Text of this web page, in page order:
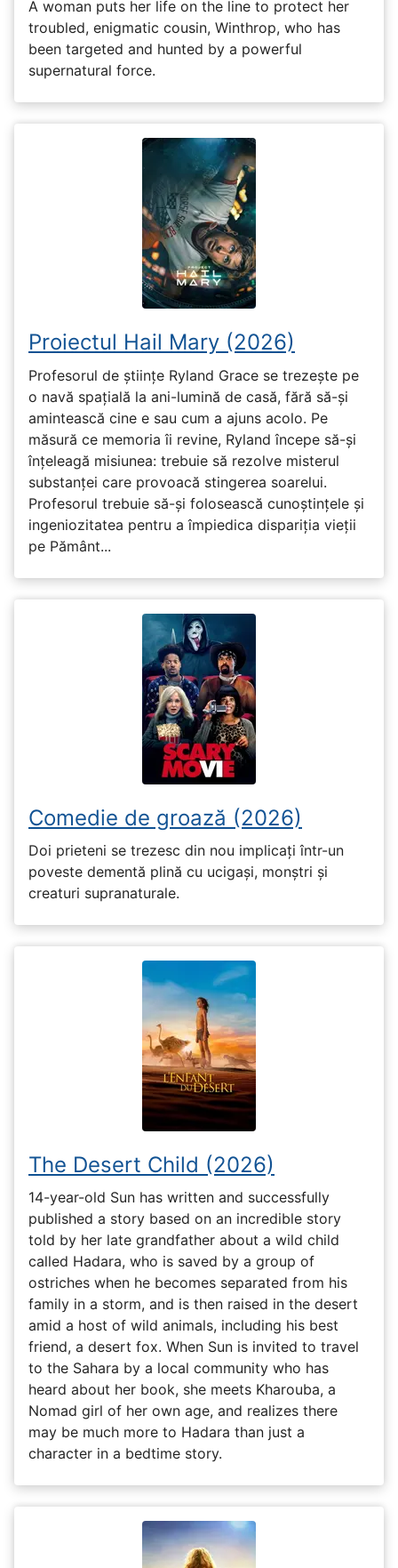
A woman puts her life on the line to protect her
troubled, enigmatic cousin, Winthrop, who has
been targeted and hunted by a powerful
supernatural force.
Proiectul Hail Mary (2026)
Profesorul de științe Ryland Grace se trezește pe
o navă spațială la ani-lumină de casă, fără să-și
amintească cine e sau cum a ajuns acolo. Pe
măsură ce memoria îi revine, Ryland începe să-și
înțeleagă misiunea: trebuie să rezolve misterul
substanței care provoacă stingerea soarelui.
Profesorul trebuie să-și folosească cunoștințele și
ingeniozitatea pentru a împiedica dispariția vieții
pe Pământ...
Comedie de groază (2026)
Doi prieteni se trezesc din nou implicați într-un
poveste dementă plină cu ucigași, monștri și
creaturi supranaturale.
The Desert Child (2026)
14-year-old Sun has written and successfully
published a story based on an incredible story
told by her late grandfather about a wild child
called Hadara, who is saved by a group of
ostriches when he becomes separated from his
family in a storm, and is then raised in the desert
amid a host of wild animals, including his best
friend, a desert fox. When Sun is invited to travel
to the Sahara by a local community who has
heard about her book, she meets Kharouba, a
Nomad girl of her own age, and realizes there
may be much more to Hadara than just a
character in a bedtime story.